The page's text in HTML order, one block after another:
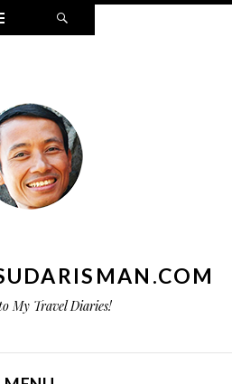
Widgets
My Travel Diaries!